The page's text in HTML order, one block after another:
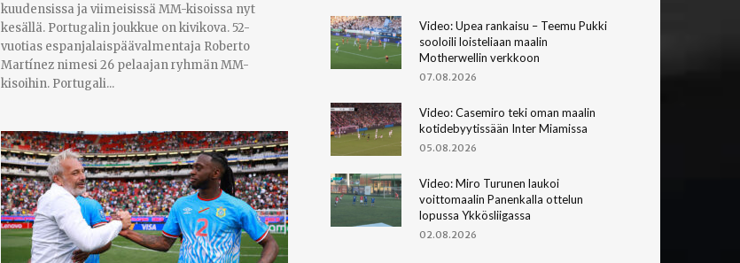
kuudensissa ja viimeisissä MM-kisoissa nyt
kesällä. Portugalin joukkue on kivikova. 52-
vuotias espanjalaispäävalmentaja Roberto
Martínez nimesi 26 pelaajan ryhmän MM-
kisoihin. Portugali...
Video: Upea rankaisu – Teemu Pukki
sooloili loisteliaan maalin
Motherwellin verkkoon
07.08.2026
Video: Casemiro teki oman maalin
kotidebyytissään Inter Miamissa
05.08.2026
Video: Miro Turunen laukoi
voittomaalin Panenkalla ottelun
lopussa Ykkösliigassa
02.08.2026